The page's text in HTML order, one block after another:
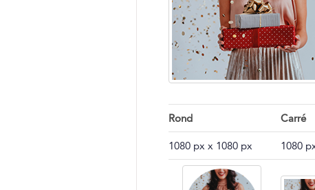
Rond Carré
1080 px x 1080 px 1080